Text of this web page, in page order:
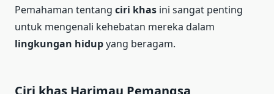
Pemahaman tentang ciri khas ini sangat penting
untuk mengenali kehebatan mereka dalam
lingkungan hidupyang beragam.
Ciri khas Harimau Pemangsa